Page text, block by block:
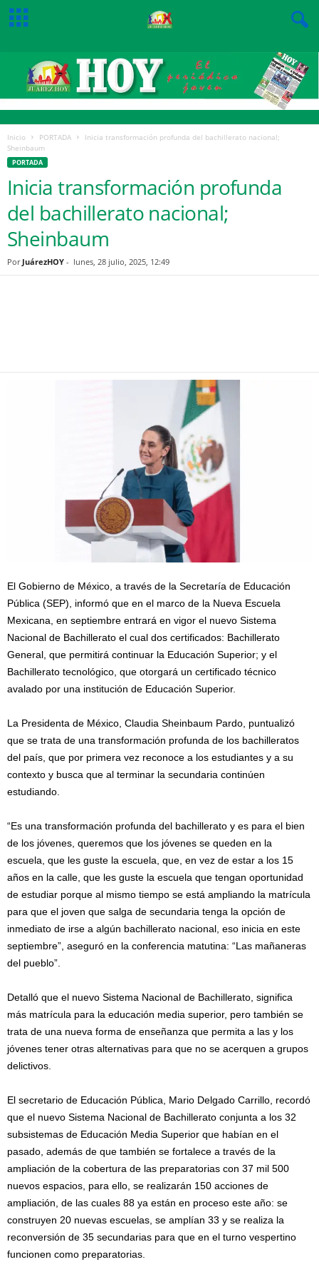
Inicio PORTADA
Inicia transformación profunda del bachillerato nacional;
Sheinbaum
PORTADA
Inicia transformación profunda
del bachillerato nacional;
Sheinbaum
Por JuárezHOY - lunes, 28 julio, 2025, 12:49
El Gobierno de México, a través de la Secretaría de Educación
Pública (SEP), informó que en el marco de la Nueva Escuela
Mexicana, en septiembre entrará en vigor el nuevo Sistema
Nacional de Bachillerato el cual dos certificados: Bachillerato
General, que permitirá continuar la Educación Superior; y el
Bachillerato tecnológico, que otorgará un certificado técnico
avalado por una institución de Educación Superior.
La Presidenta de México, Claudia Sheinbaum Pardo, puntualizó
que se trata de una transformación profunda de los bachilleratos
del país, que por primera vez reconoce a los estudiantes y a su
contexto y busca que al terminar la secundaria continúen
estudiando.
“Es una transformación profunda del bachillerato y es para el bien
de los jóvenes, queremos que los jóvenes se queden en la
escuela, que les guste la escuela, que, en vez de estar a los 15
años en la calle, que les guste la escuela que tengan oportunidad
de estudiar porque al mismo tiempo se está ampliando la matrícula
para que el joven que salga de secundaria tenga la opción de
inmediato de irse a algún bachillerato nacional, eso inicia en este
septiembre”, aseguró en la conferencia matutina: “Las mañaneras
del pueblo”.
Detalló que el nuevo Sistema Nacional de Bachillerato, significa
más matrícula para la educación media superior, pero también se
trata de una nueva forma de enseñanza que permita a las y los
jóvenes tener otras alternativas para que no se acerquen a grupos
delictivos.
El secretario de Educación Pública, Mario Delgado Carrillo, recordó
que el nuevo Sistema Nacional de Bachillerato conjunta a los 32
subsistemas de Educación Media Superior que habían en el
pasado, además de que también se fortalece a través de la
ampliación de la cobertura de las preparatorias con 37 mil 500
nuevos espacios, para ello, se realizarán 150 acciones de
ampliación, de las cuales 88 ya están en proceso este año: se
construyen 20 nuevas escuelas, se amplían 33 y se realiza la
reconversión de 35 secundarias para que en el turno vespertino
funcionen como preparatorias.